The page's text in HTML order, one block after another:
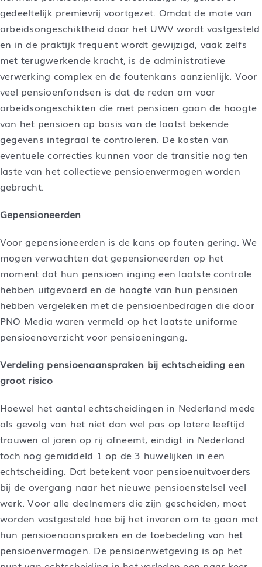
gedeeltelijk premievrij voortgezet. Omdat de mate van
arbeidsongeschiktheid door het UWV wordt vastgesteld
en in de praktijk frequent wordt gewijzigd, vaak zelfs
met terugwerkende kracht, is de administratieve
verwerking complex en de foutenkans aanzienlijk. Voor
veel pensioenfondsen is dat de reden om voor
arbeidsongeschikten die met pensioen gaan de hoogte
van het pensioen op basis van de laatst bekende
gegevens integraal te controleren. De kosten van
eventuele correcties kunnen voor de transitie nog ten
laste van het collectieve pensioenvermogen worden
gebracht.
Gepensioneerden
Voor gepensioneerden is de kans op fouten gering. We
mogen verwachten dat gepensioneerden op het
moment dat hun pensioen inging een laatste controle
hebben uitgevoerd en de hoogte van hun pensioen
hebben vergeleken met de pensioenbedragen die door
PNO Media waren vermeld op het laatste uniforme
pensioenoverzicht voor pensioeningang.
Verdeling pensioenaanspraken bij echtscheiding een
groot risico
Hoewel het aantal echtscheidingen in Nederland mede
als gevolg van het niet dan wel pas op latere leeftijd
trouwen al jaren op rij afneemt, eindigt in Nederland
toch nog gemiddeld 1 op de 3 huwelijken in een
echtscheiding. Dat betekent voor pensioenuitvoerders
bij de overgang naar het nieuwe pensioenstelsel veel
werk. Voor alle deelnemers die zijn gescheiden, moet
worden vastgesteld hoe bij het invaren om te gaan met
hun pensioenaanspraken en de toebedeling van het
pensioenvermogen. De pensioenwetgeving is op het